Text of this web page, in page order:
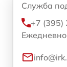
Служба
+7